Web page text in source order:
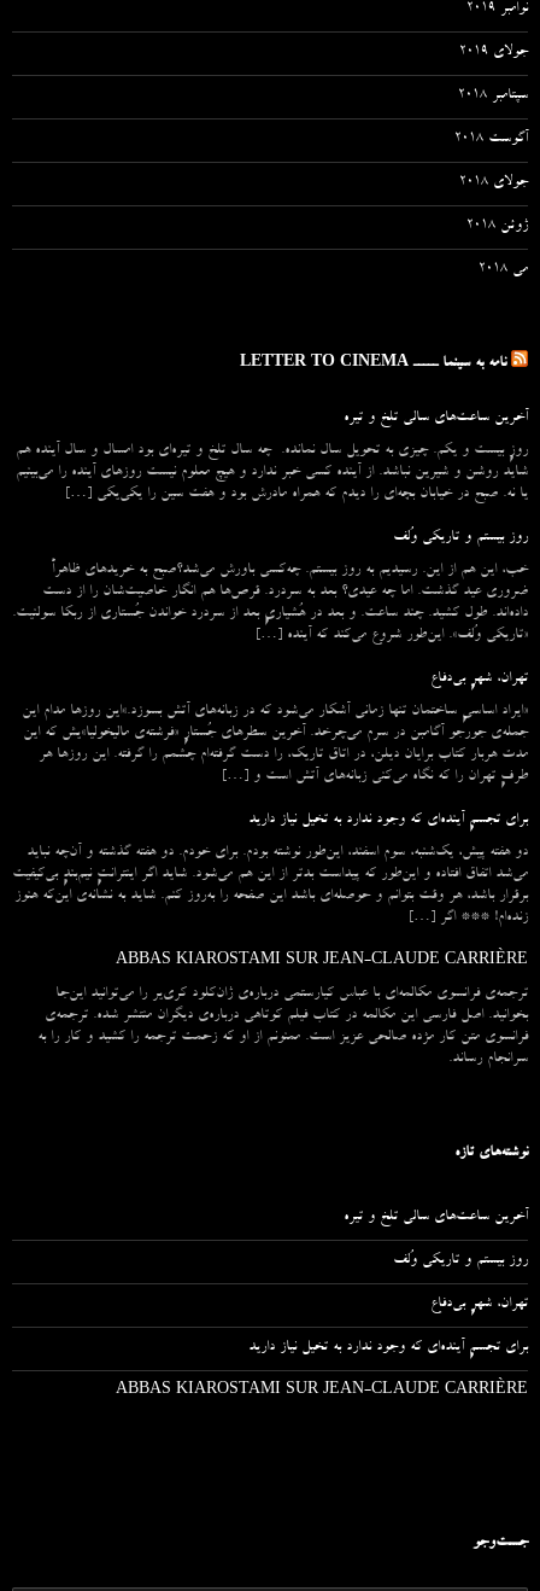
نوامبر 2019
جولای 2019
سپتامبر 2018
آگوست 2018
جولای 2018
ژوئن 2018
می 2018
نامه به سینما ـــــ LETTER TO CINEMA
آخرین ساعت‌های سالی تلخ و تیره
روزِ بیست و یکم. چیزی به تحویل سال نمانده. چه سال تلخ و تیره‌ای بود امسال و سال آینده هم
شاید روشن و شیرین نباشد. از آینده کسی خبر ندارد و هیچ معلوم نیست روزهای آینده را می‌بینیم
یا نه. صبح در خیابان بچه‌ای را دیدم که همراه مادرش بود و هفت سین را یکی‌یکی […]
روز بیستم و تاریکی وُلف
خب، این هم از این. رسیدیم به روز بیستم. چه‌کسی باورش می‌شد؟صبح به خریدهای ظاهراً
ضروری عید گذشت. اما چه عیدی؟ بعد به سردرد. قرص‌ها هم انگار خاصیت‌شان را از دست
داده‌اند. طول کشید. چند ساعت. و بعد در هُشیاریِ بعد از سردرد خواندن جُستاری از ربکا سولنیت.
«تاریکی وُلف». این‌طور شروع می‌‌کند که آینده […]
تهران، شهرِ بی‌دفاع
«ایراد اساسیِ ساختمان تنها زمانی آشکار می‌شود که در زبانه‌‌های آتش بسوزد.»این روزها مدام این
جمله‌ی جورجو آگامبن در سرم می‌چرخد. آخرین سطرهای جُستارِ «فرشته‌ی مالیخولیا»یش که این
مدت هربار کتاب برایان دیلن، در اتاق تاریک، را دست گرفته‌ام چشمم را گرفته. این روزها هر
طرفِ تهران را که نگاه می‌کنی زبانه‌های آتش است و […]
برای تجسمِ آینده‌ای که وجود ندارد به تخیل نیاز دارید
دو هفته پیش، یک‌شنبه، سوم اسفند، این‌طور نوشته بودم. برای خودم. دو هفته گذشته و آن‌چه نباید
می‌شد اتفاق افتاده و این‌طور که پیداست بدتر از این هم می‌شود. شاید اگر اینترانتِ نیم‌بندِ بی‌کیفیت
برقرار باشد، هر وقت بتوانم و حوصله‌ای باشد این صفحه را به‌روز کنم. شاید به نشانه‌ی این‌که هنوز
زنده‌ام! *** اگر […]
ABBAS KIAROSTAMI SUR JEAN-CLAUDE CARRIÈRE
ترجمه‌ی فرانسوی مکالمه‌ای با عباس کیارستمی درباره‌ی ژان‌کلود کری‌یر را می‌توانید این‌جا
بخوانید. اصل فارسی این مکالمه در کتاب فیلم کوتاهی درباره‌ی دیگران منتشر شده. ترجمه‌ی
فرانسوی متن کار مژده صالحی عزیز است. ممنونم از او که زحمت ترجمه را کشید و کار را به
سرانجام رساند.
نوشته‌های تازه
آخرین ساعت‌های سالی تلخ و تیره
روز بیستم و تاریکی وُلف
تهران، شهرِ بی‌دفاع
برای تجسمِ آینده‌ای که وجود ندارد به تخیل نیاز دارید
ABBAS KIAROSTAMI SUR JEAN-CLAUDE CARRIÈRE
جست‌وجو